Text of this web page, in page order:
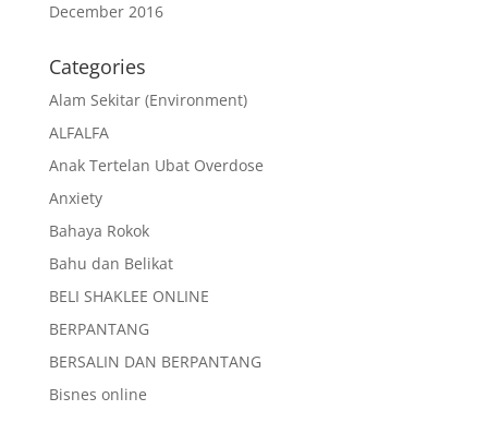
December 2016
Categories
Alam Sekitar (Environment)
ALFALFA
Anak Tertelan Ubat Overdose
Anxiety
Bahaya Rokok
Bahu dan Belikat
BELI SHAKLEE ONLINE
BERPANTANG
BERSALIN DAN BERPANTANG
Bisnes online